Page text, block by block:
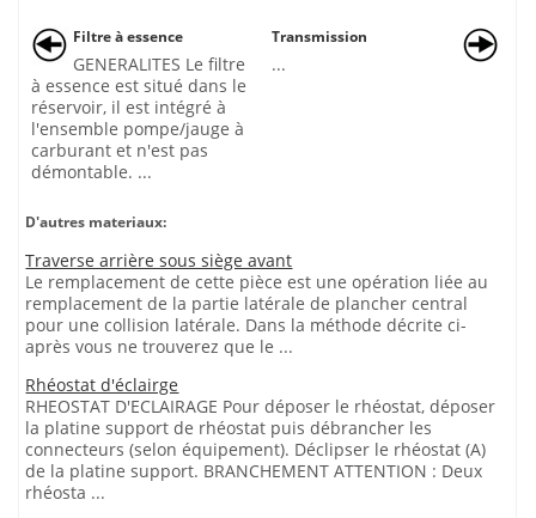
Filtre à essence
GENERALITES Le filtre
à essence est situé dans le
réservoir, il est intégré à
l'ensemble pompe/jauge à
carburant et n'est pas
démontable. ...
Transmission
...
D'autres materiaux:
Traverse arrière sous siège avant
Le remplacement de cette pièce est une opération liée au
remplacement de la partie latérale de plancher central
pour une collision latérale. Dans la méthode décrite ci-
après vous ne trouverez que le ...
Rhéostat d'éclairge
RHEOSTAT D'ECLAIRAGE Pour déposer le rhéostat, déposer
la platine support de rhéostat puis débrancher les
connecteurs (selon équipement). Déclipser le rhéostat (A)
de la platine support. BRANCHEMENT ATTENTION : Deux
rhéosta ...